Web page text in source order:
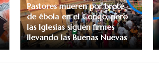
Pastores mueren por brote
de ébola en el Congo, pero
las Iglesias siguen firmes
llevando las Buenas Nuevas